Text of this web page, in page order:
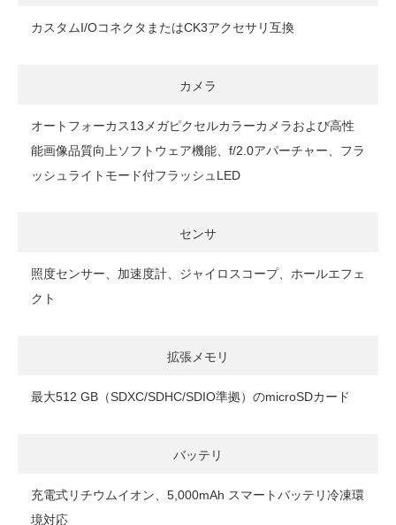
カスタムI/OコネクタまたはCK3アクセサリ互換
カメラ
オートフォーカス13メガピクセルカラーカメラおよび高性
能画像品質向上ソフトウェア機能、f/2.0アパーチャー、フラ
ッシュライトモード付フラッシュLED
センサ
照度センサー、加速度計、ジャイロスコープ、ホールエフェ
クト
拡張メモリ
最大512 GB（SDXC/SDHC/SDIO準拠）のmicroSDカード
バッテリ
充電式リチウムイオン、5,000mAh スマートバッテリ冷凍環
境対応